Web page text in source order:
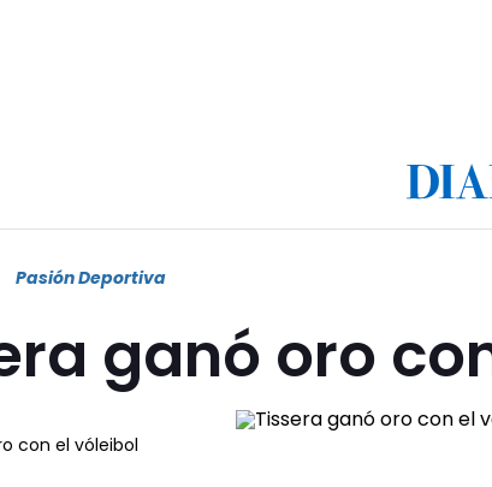
Pasión Deportiva
ganó oro
con el vóleibol